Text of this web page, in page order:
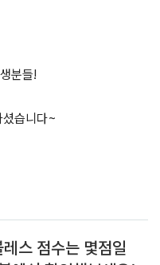
분들!
셨습니다~